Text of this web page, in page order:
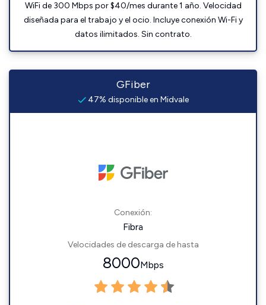
WiFi de 300 Mbps por $40/mes durante 1 año. Velocidad
diseñada para el trabajo y el ocio. Incluye conexión Wi-Fi y
datos ilimitados. Sin contrato.
GFiber
47% disponible en Midvale
Conexión:
Fibra
Velocidades de descarga de hasta
8000Mbps